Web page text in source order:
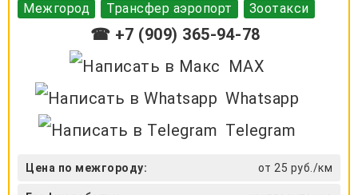
Межгород Трансфер аэропорт Зоотакси
☎ +7 (909) 365-94-78
MAX
Whatsapp
Telegram
Цена по межгороду: от 25 руб./км